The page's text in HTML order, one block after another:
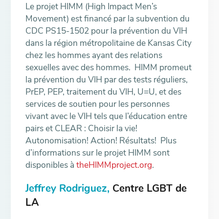
Le projet HIMM (High Impact Men’s
Movement) est financé par la subvention du
CDC PS15-1502 pour la prévention du VIH
dans la région métropolitaine de Kansas City
chez les hommes ayant des relations
sexuelles avec des hommes. HIMM promeut
la prévention du VIH par des tests réguliers,
PrEP, PEP, traitement du VIH, U=U, et des
services de soutien pour les personnes
vivant avec le VIH tels que l’éducation entre
pairs et CLEAR : Choisir la vie!
Autonomisation! Action! Résultats! Plus
d’informations sur le projet HIMM sont
disponibles àtheHIMMproject.org.
Jeffrey Rodriguez, Centre LGBT de
LA